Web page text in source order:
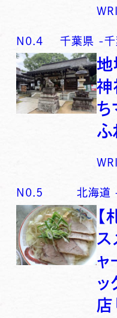
N0.4 千葉県 -
地
神
ち
ふ
N0. 5 北海道
ャ
ッ
店